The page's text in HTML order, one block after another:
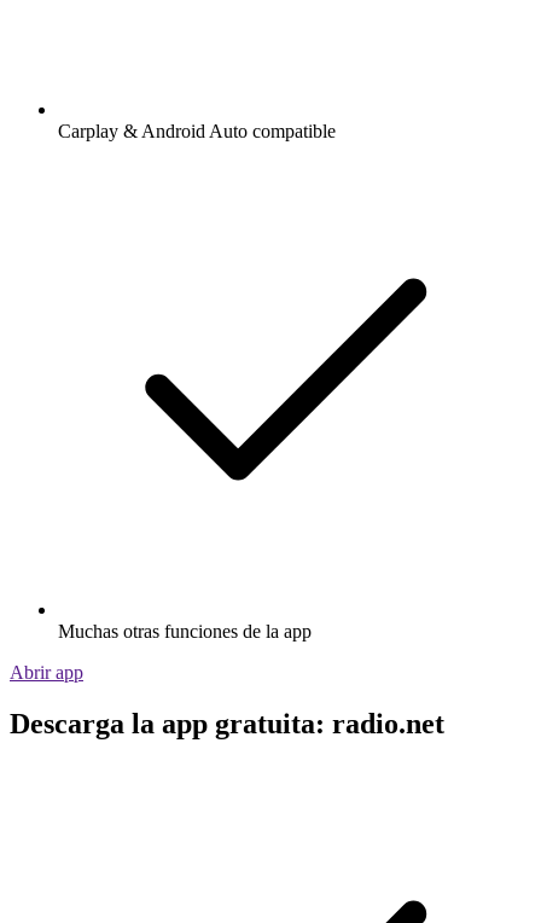
Carplay & Android Auto compatible
Muchas otras funciones de la app
Abrir app
Descarga la app gratuita: radio.net